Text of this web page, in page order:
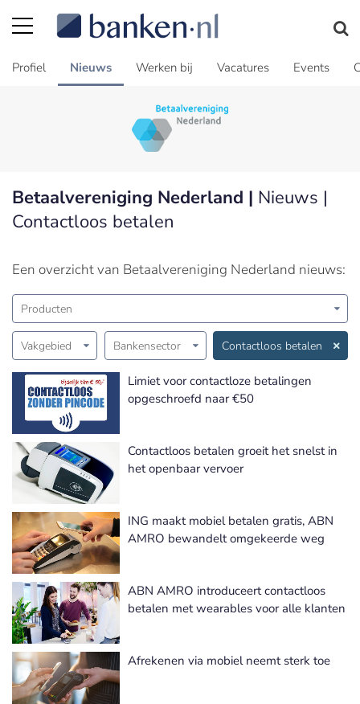
Profiel Nieuws Werken bij Vacatures Events
Betaalvereniging Nederland | Nieuws |
Contactloos betalen
Een overzicht van Betaalvereniging Nederland nieuws:
Producten
Vakgebied Bankensector Contactloos betalen
Limiet voor contactloze betalingen
opgeschroefd naar €50
Contactloos betalen groeit het snelst in
het openbaar vervoer
ING maakt mobiel betalen gratis, ABN
AMRO bewandelt omgekeerde weg
ABN AMRO introduceert contactloos
betalen met wearables voor alle klanten
Afrekenen via mobiel neemt sterk toe